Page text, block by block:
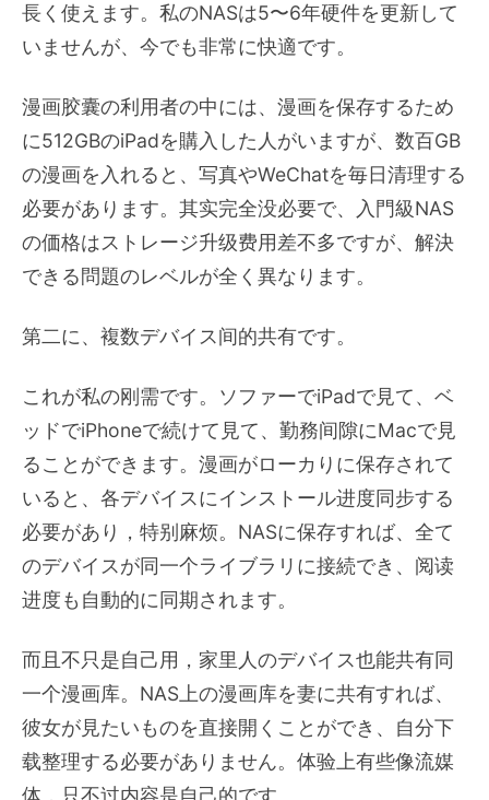
長く使えます。私のNASは5〜6年硬件を更新して
いませんが、今でも非常に快適です。
漫画胶囊の利用者の中には、漫画を保存するため
に512GBのiPadを購入した人がいますが、数百GB
の漫画を入れると、写真やWeChatを毎日清理する
必要があります。其实完全没必要で、入門級NAS
の価格はストレージ升级费用差不多ですが、解決
できる問題のレベルが全く異なります。
第二に、複数デバイス间的共有です。
これが私の刚需です。ソファーでiPadで見て、ベ
ッドでiPhoneで続けて見て、勤務间隙にMacで見
ることができます。漫画がローカりに保存されて
いると、各デバイスにインストール进度同步する
必要があり，特别麻烦。NASに保存すれば、全て
のデバイスが同一个ライブラリに接続でき、阅读
进度も自動的に同期されます。
而且不只是自己用，家里人のデバイス也能共有同
一个漫画库。NAS上の漫画库を妻に共有すれば、
彼女が見たいものを直接開くことができ、自分下
载整理する必要がありません。体验上有些像流媒
体，只不过内容是自己的です。